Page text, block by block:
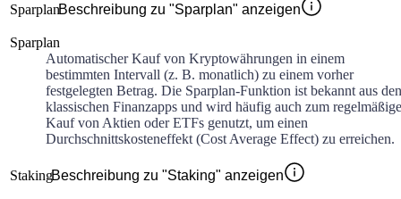
SparplanBeschreibung zu "Sparplan" anzeigen
Sparplan
Automatischer Kauf von Kryptowährungen in einem
bestimmten Intervall (z. B. monatlich) zu einem vorher
festgelegten Betrag. Die Sparplan-Funktion ist bekannt aus den
klassischen Finanzapps und wird häufig auch zum
Kauf von Aktien oder ETFs genutzt, um einen
Durchschnittskosteneffekt (Cost Average Effect) zu erreichen.
StakingBeschreibung zu "Staking" anzeigen